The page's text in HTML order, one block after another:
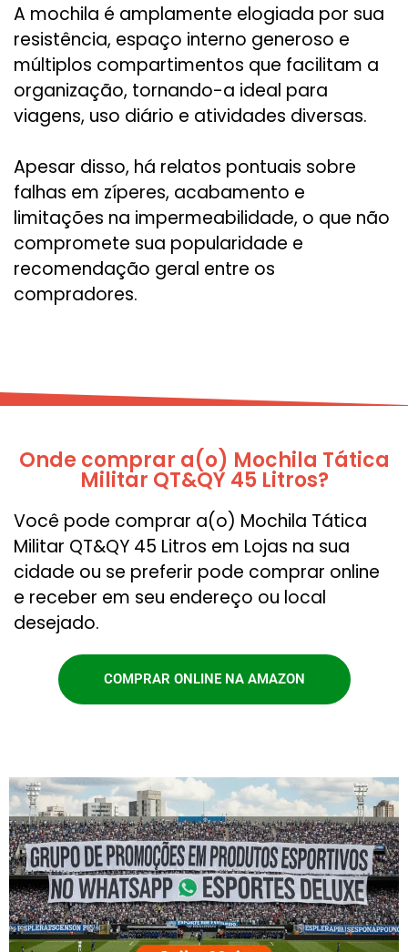
A mochila é amplamente elogiada por sua
resistência, espaço interno generoso e
múltiplos compartimentos que facilitam a
organização, tornando-a ideal para
viagens, uso diário e atividades diversas.
Apesar disso, há relatos pontuais sobre
falhas em zíperes, acabamento e
limitações na impermeabilidade, o que não
compromete sua popularidade e
recomendação geral entre os
compradores.
Onde comprar a(o) Mochila Tática
Militar QT&QY 45 Litros?
Você pode comprar a(o) Mochila Tática
Militar QT&QY 45 Litros em Lojas na sua
cidade ou se preferir pode comprar online
e receber em seu endereço ou local
desejado.
COMPRAR ONLINE NA AMAZON